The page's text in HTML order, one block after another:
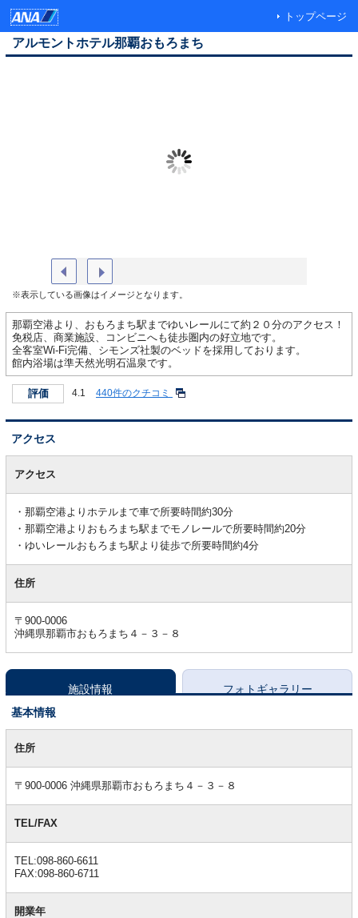
トップページ
アルモントホテル那覇おもろまち
※表示している画像はイメージとなります。
那覇空港より、おもろまち駅までゆいレールにて約２０分のアクセス！
免税店、商業施設、コンビニへも徒歩圏内の好立地です。
全客室Wi-Fi完備、シモンズ社製のベッドを採用しております。
館内浴場は準天然光明石温泉です。
評価 4.1 440件のクチコミ
アクセス
アクセス
那覇空港よりホテルまで車で所要時間約30分
那覇空港よりおもろまち駅までモノレールで所要時間約20分
ゆいレールおもろまち駅より徒歩で所要時間約4分
住所
〒900-0006
沖縄県那覇市おもろまち４－３－８
施設情報
フォトギャラリー
基本情報
本住所
〒900-0006 沖縄県那覇市おもろまち４－３－８
TEL/FAX
TEL:098-860-6611
FAX:098-860-6711
開業年